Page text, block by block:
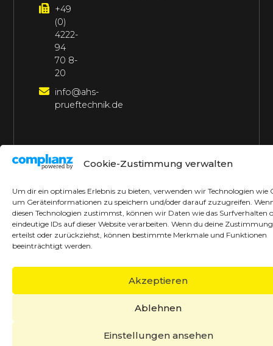
Cookie-Zustimmung verwalten
Um dir ein optimales Erlebnis zu bieten, verwenden wir Technologien wie
um Geräteinformationen zu speichern und/oder darauf zuzugreifen.
diesen Technologien zustimmst, können wir Daten wie das Surfverhalten
eindeutige IDs auf dieser Website verarbeiten. Wenn du deine
erteilst oder zurückziehst, können bestimmte Merkmale und Funktionen
beeinträchtigt werden.
Akzeptieren
Ablehnen
Einstellungen ansehen
+49
(0)
4222-
94
70 8-
20
info@ahs-
prueftechnik.de
©2026 AHS PrüftechnikAlle Rechte vorbehalten